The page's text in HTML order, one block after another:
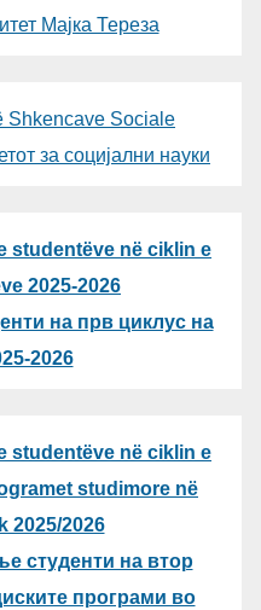
Мајка Тереза
Shkencave Sociale
за социјални науки
studentëve në ciklin e
2025-2026
на прв циклус на
2026
studentëve në ciklin e
studimore në
2025/2026
студенти на втор
програми во